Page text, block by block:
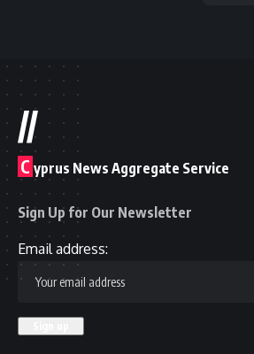
//
C yprus News Aggregate Service
Sign Up for Our Newsletter
Email address: